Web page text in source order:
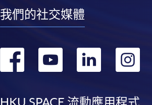
我們的社交媒體
轉 轉 轉 轉
HKU SPACE 流動應用程式